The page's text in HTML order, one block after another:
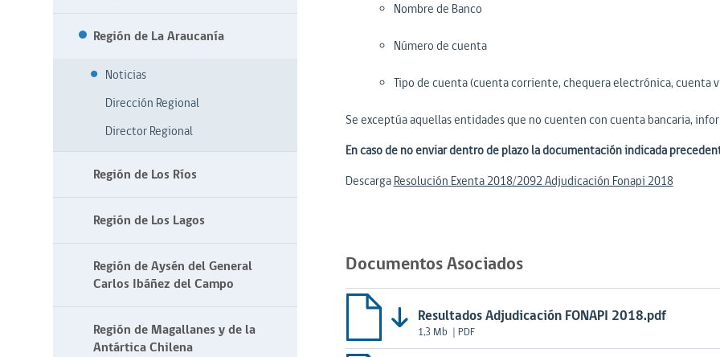
Región de La Araucanía
Noticias
Dirección Regional
Director Regional
Región de Los Ríos
Región de Los Lagos
Región de Aysén del General
Carlos Ibáñez del Campo
Región de Magallanes y de la
Antártica Chilena
Nombre de Banco
Número de cuenta
Tipo de cuenta (cuenta corriente, chequera electrónica, cuenta
Se exceptúa aquellas entidades que no cuenten con cuenta bancaria,
En caso de no enviar dentro de plazo la documentación indicada
DescargaResolución Exenta 2018/2092 Adjudicación Fonapi 2018
Documentos Asociados
Resultados Adjudicación FONAPI 2018.pdf
1,3 Mb | PDF